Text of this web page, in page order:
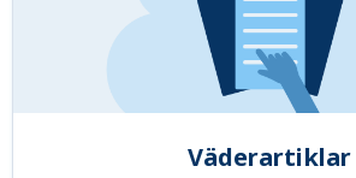
Väderartiklar